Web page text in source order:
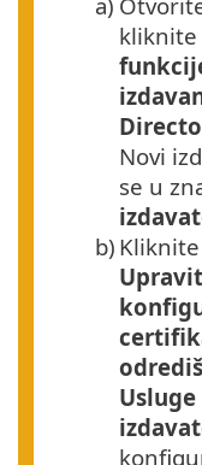
kliknite
Novi
se u
b)